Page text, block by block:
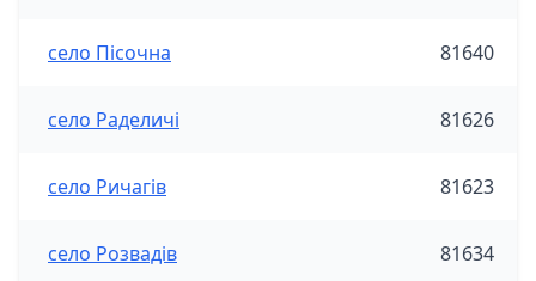
село Пісочна 81640
село Раделичі 81626
село Ричагів 81623
село Розвадів 81634